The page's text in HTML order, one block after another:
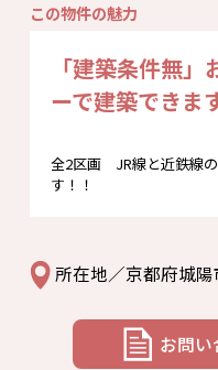
この物件の魅力
「建築条件無」
ーで建築できます
全2区画 JR線と近鉄線の
す！！
所在地／京都府城
お問